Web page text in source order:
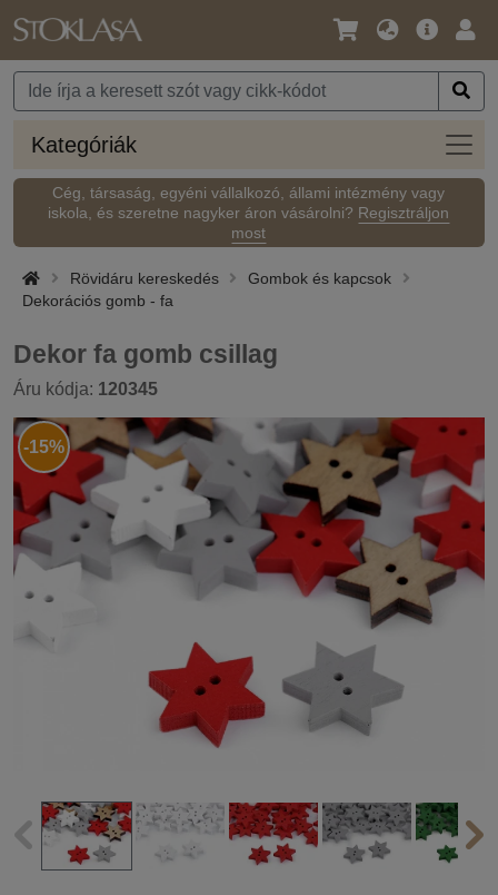
Nyelv
Pénznem
Fő
Kategóriák
Cég, társaság, egyéni vállalkozó, állami intézmény vagy
iskola, és szeretne nagyker áron vásárolni? Regisztráljon
most
Rövidáru kereskedés
Gombok és kapcsok
Dekorációs gomb - fa
Dekor fa gomb csillag
Áru kódja: 120345
-15%